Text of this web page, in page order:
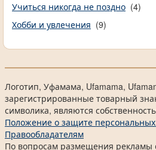
Учиться никогда не поздно (4)
Хобби и увлечения (9)
Логотип, Уфамама, Ufamama,
зарегистрированные товарный
символика, являются
Положение о защите
Правообладателям
По вопросам размещения рекламы